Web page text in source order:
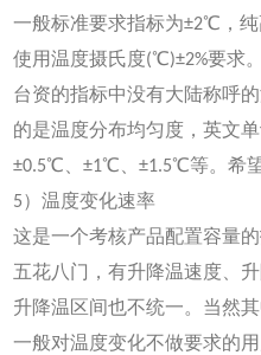
一般标准要求指标为±2℃，
使用温度摄氏度(℃)±2%要求。
台资的指标中没有大陆称呼
的是温度分布均匀度，英文
±0.5℃、±1℃、±1.5℃等。希
5）温度变化速率
这是一个考核产品配置容量
五花八门，有升降温速度、
升降温区间也不统一。当然其
一般对温度变化不做要求的